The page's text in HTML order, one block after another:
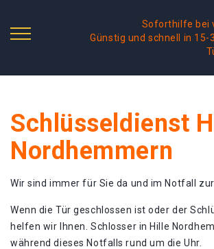
Soforthilfe bei
Günstig und schnell in 15-
Schlüsseldienst
Nordhemmern
Wir sind immer für Sie da und im Notfall
Wenn die Tür geschlossen ist oder der
helfen wir Ihnen. Schlosser in Hille
während dieses Notfalls rund um die Uhr.